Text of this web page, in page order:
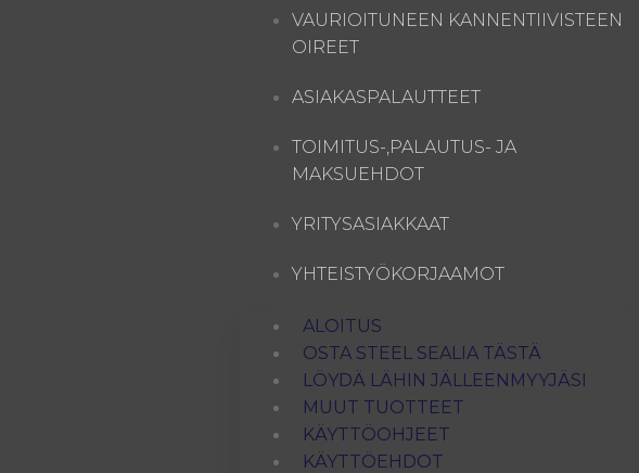
VAURIOITUNEEN KANNENTIIVISTEEN
OIREET
ASIAKASPALAUTTEET
TOIMITUS-,PALAUTUS- JA
MAKSUEHDOT
YRITYSASIAKKAAT
YHTEISTYÖKORJAAMOT
ALOITUS
OSTA STEEL SEALIA TÄSTÄ
LÖYDÄ LÄHIN JÄLLEENMYYJÄSI
MUUT TUOTTEET
KÄYTTÖOHJEET
KÄYTTÖEHDOT